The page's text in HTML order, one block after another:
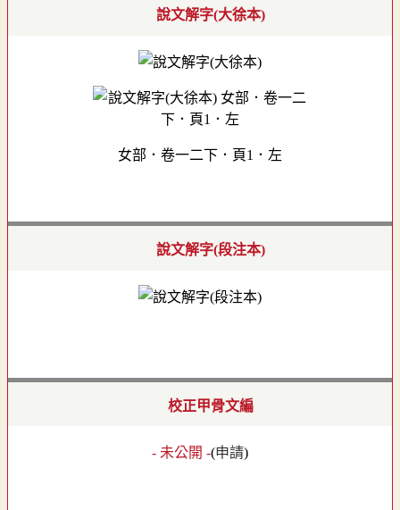
說文解字(大徐本)
女部．卷一二下．頁1．左
說文解字(段注本)
校正甲骨文編
- 未公開 -(申請)